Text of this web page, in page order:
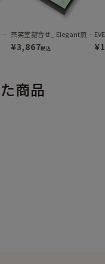
茶笑堂詰合せ_ hoho・emi アソート / Alwaysほうじ茶（DH2-135） 茶笑堂詰合せ_ Elegant煎茶/Alwaysほうじ茶/Re:Set煎茶/Re:Fresh煎茶（DH4-3580）
¥3,867税込
商品